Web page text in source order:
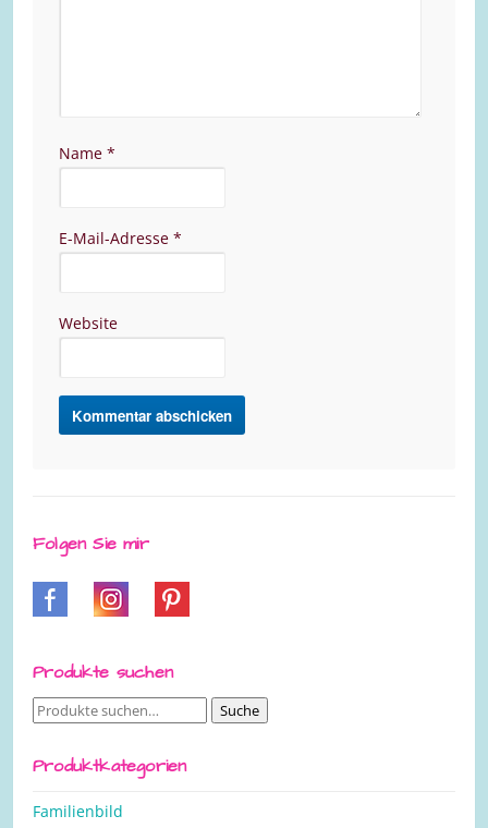
Name *
E-Mail-Adresse *
Website
Folgen Sie mir
Produkte suchen
Suche
Suche
Produktkategorien
Familienbild